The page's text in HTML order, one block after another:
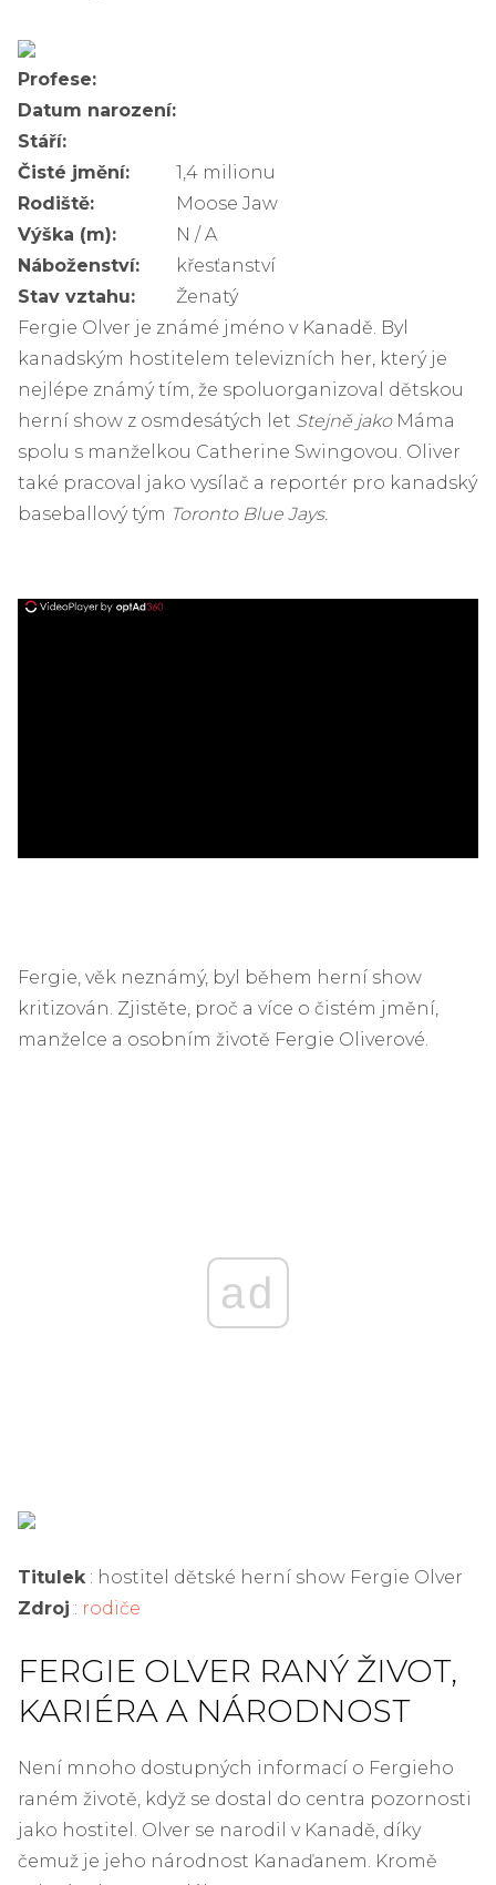
Profese:
Datum narození:
Stáří:
Čisté jmění:
1,4 milionu
Rodiště:
Moose Jaw
Výška (m):
N / A
Náboženství:
křesťanství
Stav vztahu:
Ženatý
Fergie Olver je známé jméno v Kanadě. Byl
kanadským hostitelem televizních her, který je
nejlépe známý tím, že spoluorganizoval dětskou
herní show z osmdesátých let Stejně jakoMáma
spolu s manželkou Catherine Swingovou. Oliver
také pracoval jako vysílač a reportér pro kanadský
baseballový tým Toronto Blue Jays.
Fergie, věk neznámý, byl během herní show
kritizován. Zjistěte, proč a více o čistém jmění,
manželce a osobním životě Fergie Oliverové.
ad
Titulek : hostitel dětské herní show Fergie Olver
Zdroj : rodiče
FERGIE OLVER RANÝ ŽIVOT,
KARIÉRA A NÁRODNOST
Není mnoho dostupných informací o Fergieho
raném životě, když se dostal do centra pozornosti
jako hostitel. Olver se narodil v Kanadě, díky
čemuž je jeho národnost Kanaďanem. Kromě